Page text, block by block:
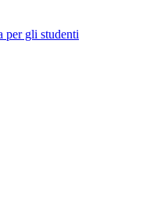
per gli studenti